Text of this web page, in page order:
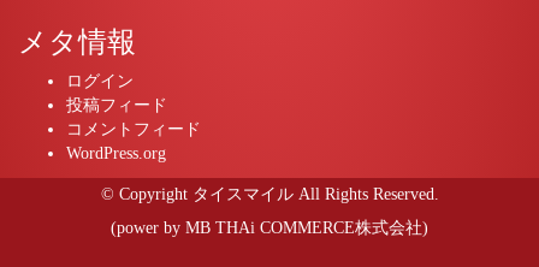
メタ情報
ログイン
投稿フィード
コメントフィード
WordPress.org
© Copyright タイスマイル All Rights Reserved.
(power by MB THAi COMMERCE株式会社)